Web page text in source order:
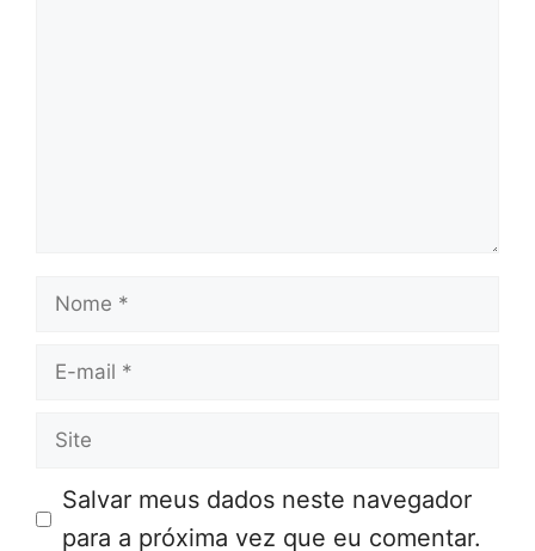
Nome
E-
Site
Salvar meus dados neste navegador
para a próxima vez que eu comentar.